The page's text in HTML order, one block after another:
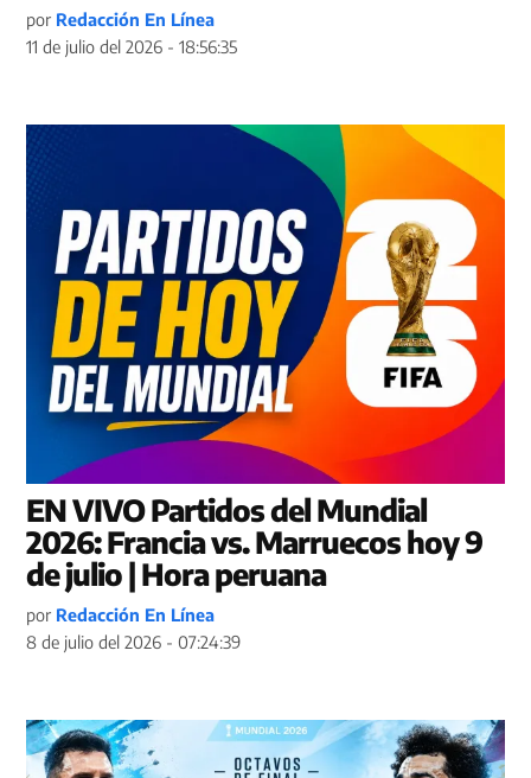
por Redacción En Línea
11 de julio del 2026 - 18:56:35
EN VIVO Partidos del Mundial
2026: Francia vs. Marruecos hoy 9
de julio | Hora peruana
por Redacción En Línea
8 de julio del 2026 - 07:24:39